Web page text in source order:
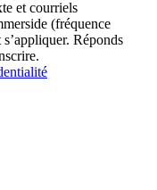
et courriels
(fréquence
Réponds